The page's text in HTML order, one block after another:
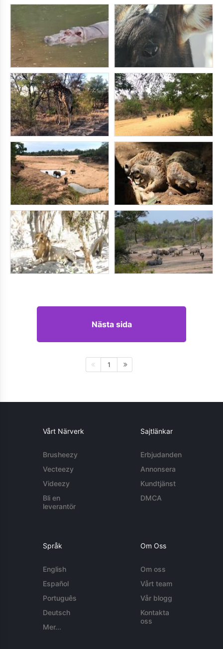
Nästa sida
1
Vårt Närverk
Brusheezy
Vecteezy
Videezy
Bli en
leverantör
Sajtlänkar
Erbjudanden
Annonsera
Kundtjänst
DMCA
Språk
English
Español
Português
Deutsch
Mer...
Om Oss
Om oss
Vårt team
Vår blogg
Kontakta
oss